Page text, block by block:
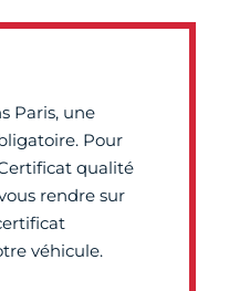
Paris, une
Pour
qualité
rendre sur
véhicule.